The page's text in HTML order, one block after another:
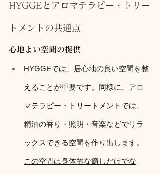
HYGGEとアロマテラピー・トリー
トメントの共通点
心地よい空間の提供
HYGGEでは、居心地の良い空間を整
えることが重要です。同様に、アロ
マテラピー・トリートメントでは、
精油の香り・照明・音楽などでリラ
ックスできる空間を作り出します。
この空間は身体的な癒しだけでな